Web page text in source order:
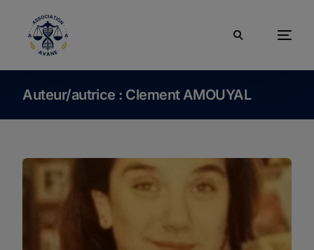
Auteur/autrice : Clement AMOUYAL